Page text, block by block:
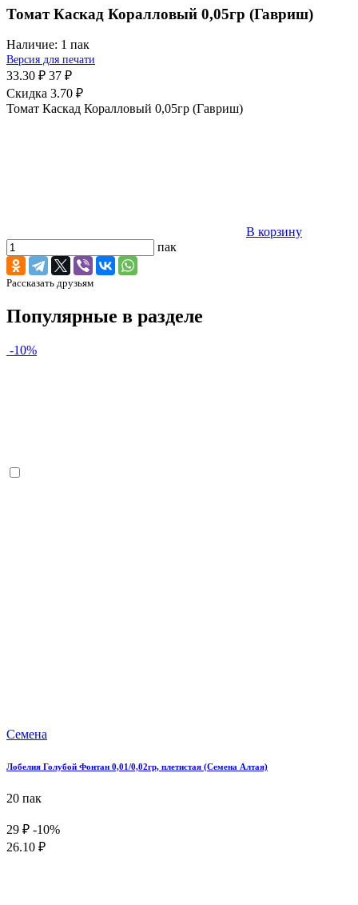
Томат Каскад Коралловый 0,05гр (Гавриш)
Наличие: 1 пак
Версия для печати
33.30 ₽ 37 ₽
Скидка 3.70 ₽
Томат Каскад Коралловый 0,05гр (Гавриш)
В корзину
пак
Рассказать друзьям
Популярные в разделе
-10%
Семена
Лобелия Голубой Фонтан 0,01/0,02гр, плетистая (Семена Алтая)
20 пак
29 ₽ -10%
26.10 ₽